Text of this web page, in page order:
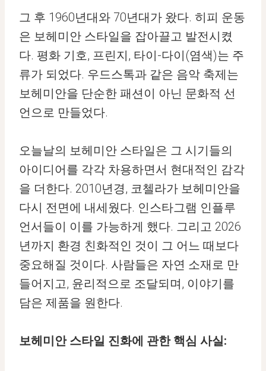
그 후 1960년대와 70년대가 왔다. 히피 운동
은 보헤미안 스타일을 잡아끌고 발전시켰
다. 평화 기호, 프린지, 타이-다이(염색)는 주
류가 되었다. 우드스톡과 같은 음악 축제는
보헤미안을 단순한 패션이 아닌 문화적 선
언으로 만들었다.
오늘날의 보헤미안 스타일은 그 시기들의
아이디어를 각각 차용하면서 현대적인 감각
을 더한다. 2010년경, 코첼라가 보헤미안을
다시 전면에 내세웠다. 인스타그램 인플루
언서들이 이를 가능하게 했다. 그리고 2026
년까지 환경 친화적인 것이 그 어느 때보다
중요해질 것이다. 사람들은 자연 소재로 만
들어지고, 윤리적으로 조달되며, 이야기를
담은 제품을 원한다.
보헤미안 스타일 진화에 관한 핵심 사실: